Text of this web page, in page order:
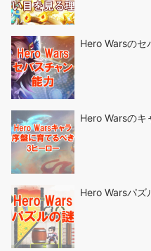
Hero Warsのセ
Hero Warsのキ
Hero Warsパズ